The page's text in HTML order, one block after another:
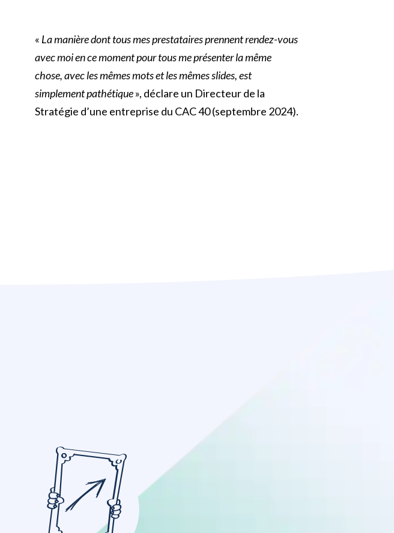
« La manière dont tous mes prestataires prennent rendez-vous
avec moi en ce moment pour tous me présenter la même
chose, avec les mêmes mots et les mêmes slides, est
simplement pathétique», déclare un Directeur de la
Stratégie d’une entreprise du CAC 40 (septembre 2024).